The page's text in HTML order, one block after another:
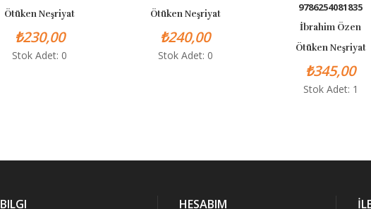
Ötüken Neşriyat
₺230,00
Stok Adet: 0
Ötüken Neşriyat
₺240,00
Stok Adet: 0
9786254081835
İbrahim Özen
Ötüken Neşriyat
₺345,00
Stok Adet: 1
BILGI HESABIM